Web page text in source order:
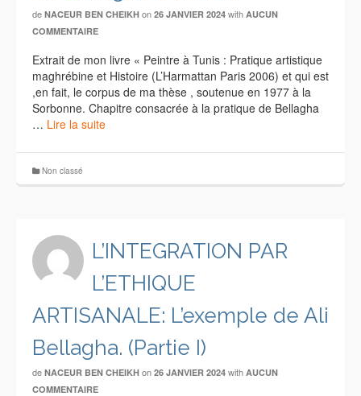
de NACEUR BEN CHEIKH on 26 JANVIER 2024 with AUCUN
COMMENTAIRE
Extrait de mon livre « Peintre à Tunis : Pratique artistique
maghrébine et Histoire (L’Harmattan Paris 2006) et qui est
,en fait, le corpus de ma thèse , soutenue en 1977 à la
Sorbonne. Chapitre consacrée à la pratique de Bellagha
… Lire la suite
Non classé
L’INTEGRATION PAR
L’ETHIQUE
ARTISANALE: L’exemple de Ali
Bellagha. (Partie I)
de NACEUR BEN CHEIKH on 26 JANVIER 2024 with AUCUN
COMMENTAIRE